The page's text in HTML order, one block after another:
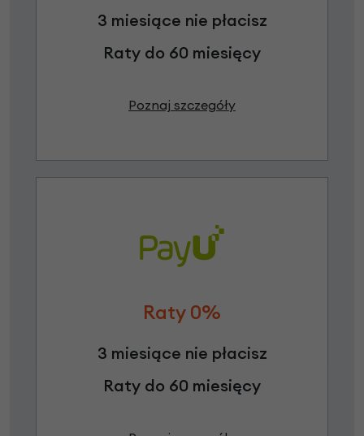
3 miesiące nie płacisz
Raty do 60 miesięcy
Poznaj szczegóły
Raty 0%
3 miesiące nie płacisz
Raty do 60 miesięcy